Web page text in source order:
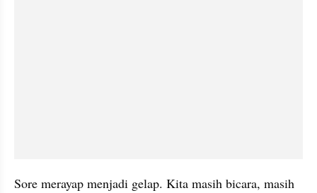
Sore merayap menjadi gelap. Kita masih bicara, masih